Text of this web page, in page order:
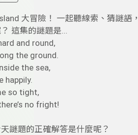
大冒險！ 一起聽線索、猜謎語
這集的謎題是...
and round,
the ground.
the sea,
happily.
so tight,
no fright!
謎題的正確解答是什麼呢？